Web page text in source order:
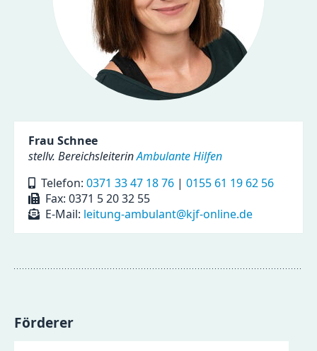
Frau Schnee
stellv. BereichsleiterinAmbulante Hilfen
Telefon: 0371 33 47 18 76 | 0155 61 19 62 56
Fax: 0371 5 20 32 55
E-Mail: leitung-ambulant@kjf-online.de
Förderer